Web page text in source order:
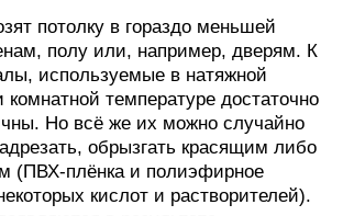
потолку в гораздо меньшей
полу или, например, дверям. К
используемые в натяжной
комнатной температуре достаточно
Но всё же их можно случайно
обрызгать красящим либо
(ПВХ-плёнка и полиэфирное
кислот и растворителей).